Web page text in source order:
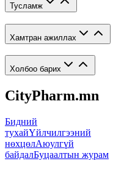
Тусламж
Хамтран ажиллах
Холбоо барих
CityPharm.mn
Бидний
тухайҮйлчилгээний
нөхцөлАюулгүй
байдалБуцаалтын журам